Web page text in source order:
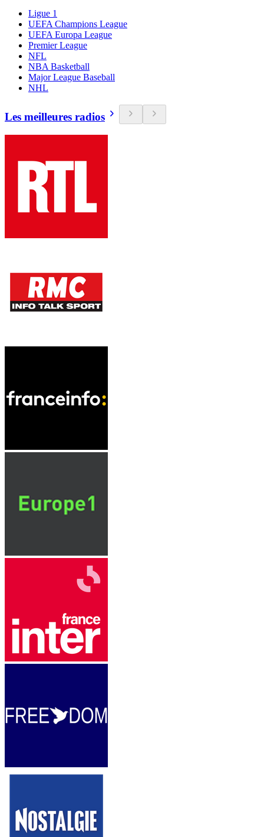
Ligue 1
UEFA Champions League
UEFA Europa League
Premier League
NFL
NBA Basketball
Major League Baseball
NHL
Les meilleures radios